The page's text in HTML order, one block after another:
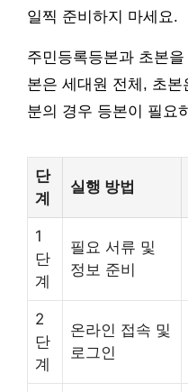
일찍 준비하지 마세요.
주민등록등본과 초본
본은 세대원 전체, 초
분의 경우 등본이 필요
단
계
실행 방법
1
단
계
필요 서류 및
정보 준비
2
단
계
온라인 접속 및
로그인